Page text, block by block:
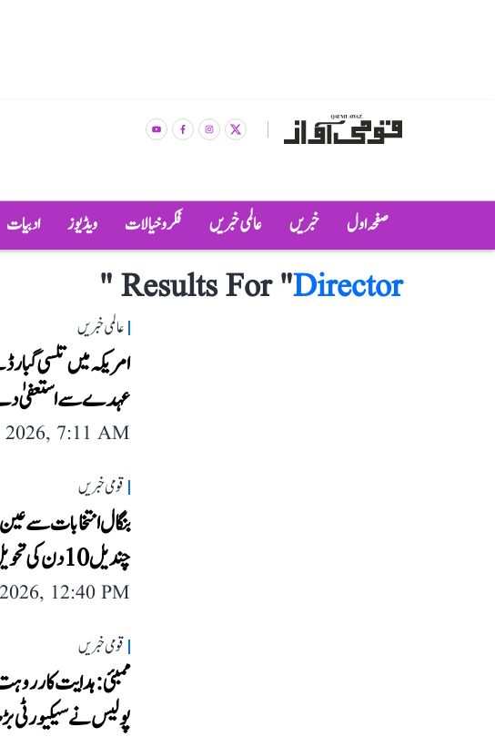
صفحہ اول خبریں عالمی خبریں فکر و خیالات ویڈیوز ادبیات
Results For "Director
"
عالمی خبریں
امریکہ میں تلسی
عہدے سے استعفیٰ
7:11 AM
قومی خبریں
بنگال انتخابات سے
چندیل 10 دن کی تحویل میں، ای ڈی کرے گی پوچھ گچھ
12:40 PM
قومی خبریں
ممبئی: ہدایت کار
پولیس نے سیکیورٹی